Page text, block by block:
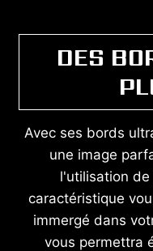
DES
Avec ses bords
une image
l'utilisation
caractéristique
immergé dans
vous permettra